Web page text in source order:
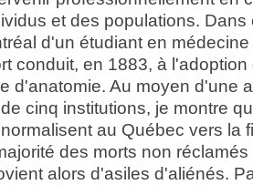
et des populations. Dans
d'un étudiant en
conduit, en 1883, à
d'anatomie. Au moyen d'une
cinq institutions, je montre
au Québec vers la
des morts non
alors d'asiles d'aliénés.